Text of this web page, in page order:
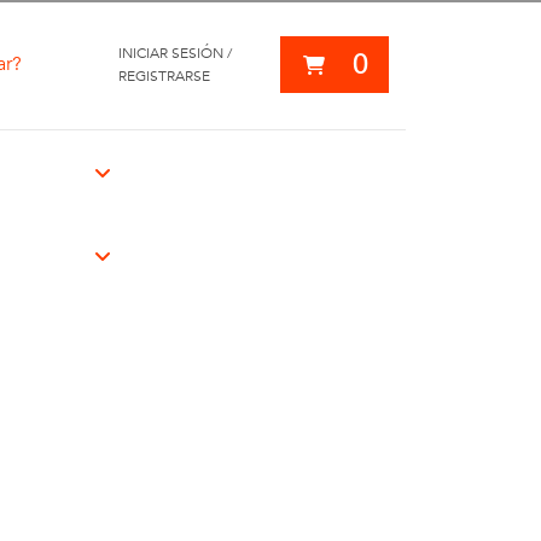
INICIAR SESIÓN /
REGISTRARSE
0